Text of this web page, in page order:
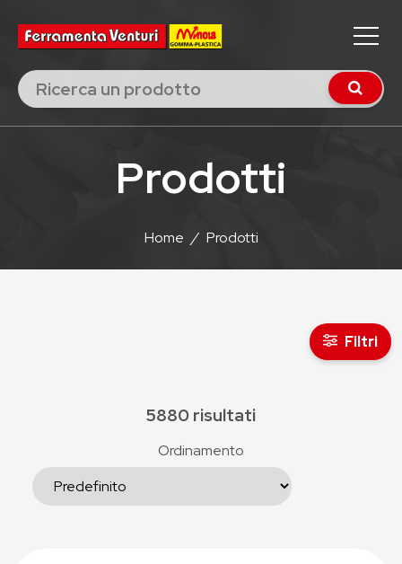
Prodotti
Home / Prodotti
Filtri
5880 risultati
Ordinamento